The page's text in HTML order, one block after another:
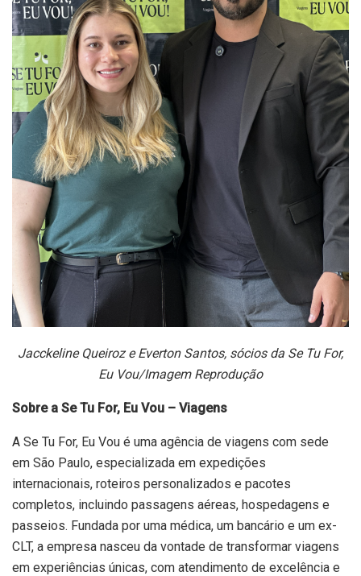
Jacckeline Queiroz e Everton Santos, sócios da Se Tu For,
Eu Vou/Imagem Reprodução
Sobre a Se Tu For, Eu Vou – Viagens
A Se Tu For, Eu Vou é uma agência de viagens com sede
em São Paulo, especializada em expedições
internacionais, roteiros personalizados e pacotes
completos, incluindo passagens aéreas, hospedagens e
passeios. Fundada por uma médica, um bancário e um ex-
CLT, a empresa nasceu da vontade de transformar viagens
em experiências únicas, com atendimento de excelência e